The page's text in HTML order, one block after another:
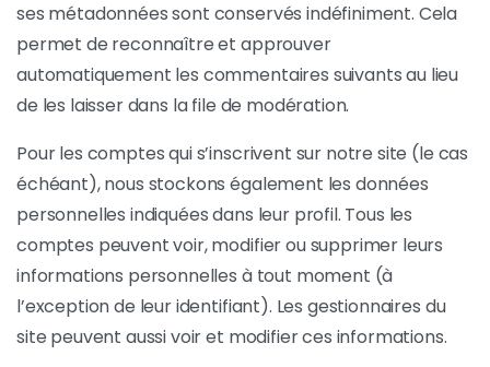
ses métadonnées sont conservés indéfiniment. Cela
permet de reconnaître et approuver
automatiquement les commentaires suivants au lieu
de les laisser dans la file de modération.
Pour les comptes qui s’inscrivent sur notre site (le cas
échéant), nous stockons également les données
personnelles indiquées dans leur profil. Tous les
comptes peuvent voir, modifier ou supprimer leurs
informations personnelles à tout moment (à
l’exception de leur identifiant). Les gestionnaires du
site peuvent aussi voir et modifier ces informations.